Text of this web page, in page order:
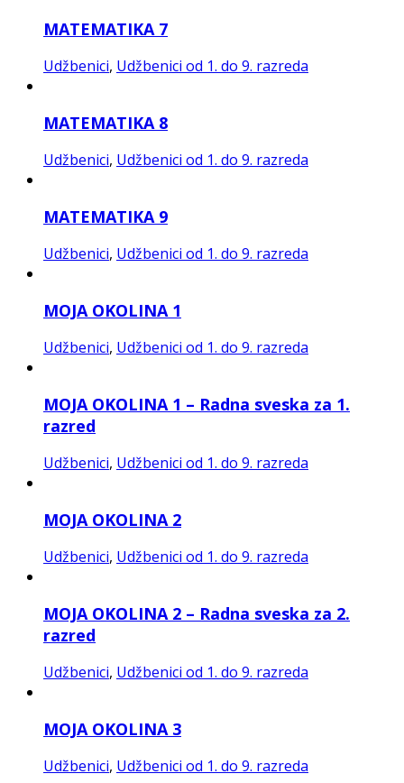
MATEMATIKA 7
Udžbenici, Udžbenici od 1. do 9. razreda
MATEMATIKA 8
Udžbenici, Udžbenici od 1. do 9. razreda
MATEMATIKA 9
Udžbenici, Udžbenici od 1. do 9. razreda
MOJA OKOLINA 1
Udžbenici, Udžbenici od 1. do 9. razreda
MOJA OKOLINA 1 – Radna sveska za 1.
razred
Udžbenici, Udžbenici od 1. do 9. razreda
MOJA OKOLINA 2
Udžbenici, Udžbenici od 1. do 9. razreda
MOJA OKOLINA 2 – Radna sveska za 2.
razred
Udžbenici, Udžbenici od 1. do 9. razreda
MOJA OKOLINA 3
Udžbenici, Udžbenici od 1. do 9. razreda